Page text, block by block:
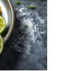
bol à
à tapas,
à